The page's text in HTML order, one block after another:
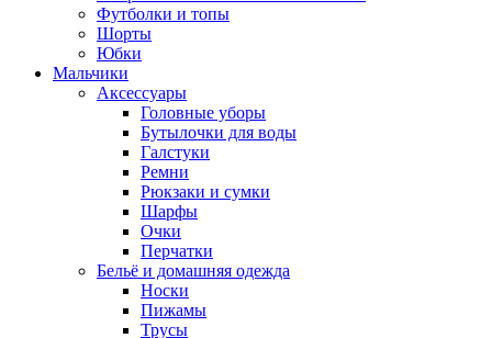
Футболки и топы
Шорты
Юбки
Мальчики
Аксессуары
Головные уборы
Бутылочки для воды
Галстуки
Ремни
Рюкзаки и сумки
Шарфы
Очки
Перчатки
Бельё и домашняя одежда
Носки
Пижамы
Трусы